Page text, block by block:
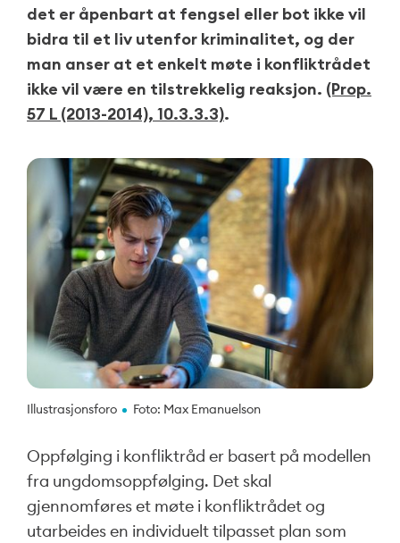
det er åpenbart at fengsel eller bot ikke vil
bidra til et liv utenfor kriminalitet, og der
man anser at et enkelt møte i konfliktrådet
ikke vil være en tilstrekkelig reaksjon. (Prop.
57 L (2013-2014), 10.3.3.3).
Illustrasjonsforo Foto: Max Emanuelson
Oppfølging i konfliktråd er basert på modellen
fra ungdomsoppfølging. Det skal
gjennomføres et møte i konfliktrådet og
utarbeides en individuelt tilpasset plan som